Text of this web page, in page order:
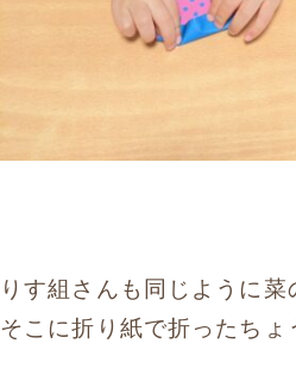
りす組さんも同じように菜
そこに折り紙で折ったちょ